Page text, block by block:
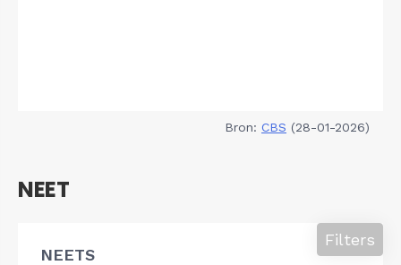
Bron: CBS (28-01-2026)
NEET
NEETS
Filters